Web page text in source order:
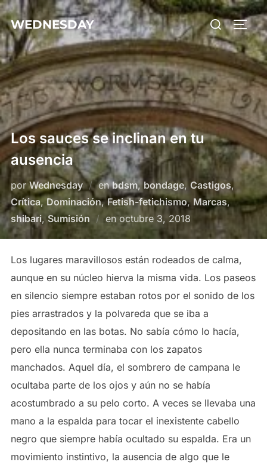
Saltar
al
contenido
WEDNESDAY Buscar:
Los sauces se inclinan en tu
ausencia
porWednesday enbdsm, bondage, Castigos,
Crítica,Dominación,Fetish-fetichismo, Marcas,
shibari,Sumisión enPublicado
el
octubre 3, 2018
Los lugares maravillosos están rodeados de calma,
aunque en su núcleo hierva la misma vida. Los paseos
en silencio siempre estaban rotos por el sonido de los
pies arrastrados y la polvareda que se iba a
depositando en las botas. No sabía cómo lo hacía,
pero ella nunca terminaba con los zapatos
manchados. Aquel día, el sombrero de campana le
ocultaba parte de los ojos y aún no se había
acostumbrado a su pelo corto. A veces se llevaba una
mano a la espalda para tocar el inexistente cabello
negro que siempre había ocultado su espalda. Era un
movimiento instintivo, la ausencia de algo que le